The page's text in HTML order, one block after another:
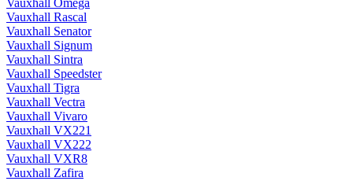
Vauxhall Omega
Vauxhall Rascal
Vauxhall Senator
Vauxhall Signum
Vauxhall Sintra
Vauxhall Speedster
Vauxhall Tigra
Vauxhall Vectra
Vauxhall Vivaro
Vauxhall VX221
Vauxhall VX222
Vauxhall VXR8
Vauxhall Zafira